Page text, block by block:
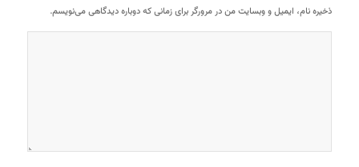
ذخیره نام، ایمیل و وبسایت من در مرورگر برای زمانی که دوباره دیدگاهی می‌نویسم.